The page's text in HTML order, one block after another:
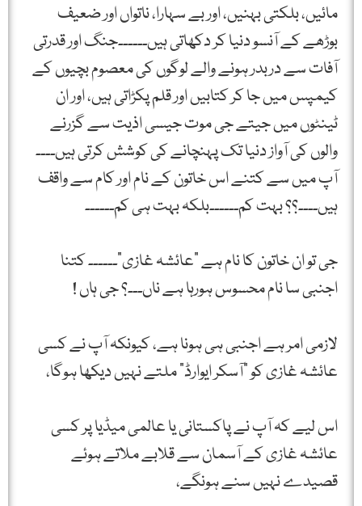
مائیں، بلکتی بہنیں، اور بے سہارا، ناتواں اور ضعیف
بوڑھے کے آنسو دنیا کر دکھاتی ہیں۔۔۔۔۔۔جنگ اور قدرتی
آفات سے دربدر ہونے والے لوگوں کی معصوم بچیوں کے
کیمپس میں جا کر کتابیں اور قلم پکڑاتی ہیں، اور ان
ٹینٹوں میں جیتے جی موت جیسی اذیت سے گزرنے
والوں کی آواز دنیا تک پہنچانے کی کوشش کرتی ہیں۔۔۔۔
آپ میں سے کتنے اس خاتون کے نام اور کام سے واقف
ہیں۔۔۔۔؟؟ بہت کم۔۔۔۔۔۔بلکہ بہت ہی کم۔۔۔۔۔۔
جی تو ان خاتون کا نام ہے "عائشہ غازی”۔۔۔۔۔۔ کتنا
اجنبی سا نام محسوس ہورہا ہے ناں۔۔۔؟ جی ہاں !
لازمی امر ہے اجنبی ہی ہونا ہے، کیونکہ آپ نے کسی
عائشہ غازی کو "آسکر ایوارڈ” ملتے نہیں دیکھا ہوگا،
اس لیے کہ آپ نے پاکستانی یا عالمی میڈیا پر کسی
عائشہ غازی کے آسمان سے قلابے ملاتے ہوئے
قصیدے نہیں سنے ہونگے،